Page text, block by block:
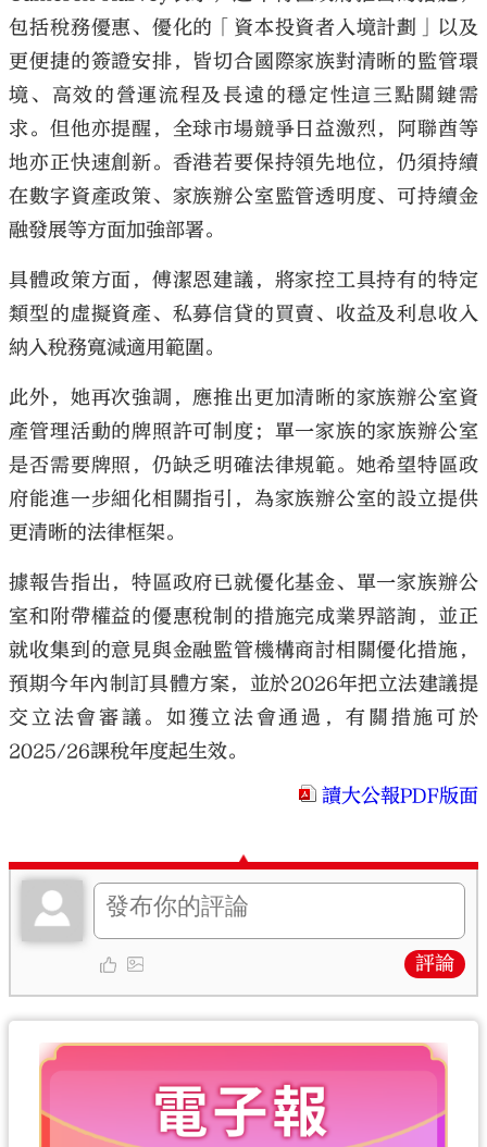
包括稅務優惠、優化的「資本投資者入境計劃」以及
更便捷的簽證安排，皆切合國際家族對清晰的監管環
境、高效的營運流程及長遠的穩定性這三點關鍵需
求。但他亦提醒，全球市場競爭日益激烈，阿聯酋等
地亦正快速創新。香港若要保持領先地位，仍須持續
在數字資產政策、家族辦公室監管透明度、可持續金
融發展等方面加強部署。
具體政策方面，傅潔恩建議，將家控工具持有的特定
類型的虛擬資產、私募信貸的買賣、收益及利息收入
納入稅務寬減適用範圍。
此外，她再次強調，應推出更加清晰的家族辦公室資
產管理活動的牌照許可制度；單一家族的家族辦公室
是否需要牌照，仍缺乏明確法律規範。她希望特區政
府能進一步細化相關指引，為家族辦公室的設立提供
更清晰的法律框架。
據報告指出，特區政府已就優化基金、單一家族辦公
室和附帶權益的優惠稅制的措施完成業界諮詢，並正
就收集到的意見與金融監管機構商討相關優化措施，
預期今年內制訂具體方案，並於2026年把立法建議提
交立法會審議。如獲立法會通過，有關措施可於
2025/26課稅年度起生效。
讀大公報PDF版面
評論